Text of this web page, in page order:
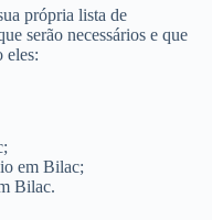
própria lista de
serão necessários e que
eles:
em Bilac;
Bilac.